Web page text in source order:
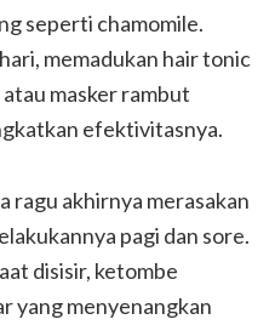
seperti chamomile.
memadukan hair tonic
masker rambut
efektivitasnya.
ragu akhirnya merasakan
pagi dan sore.
disisir, ketombe
yang menyenangkan